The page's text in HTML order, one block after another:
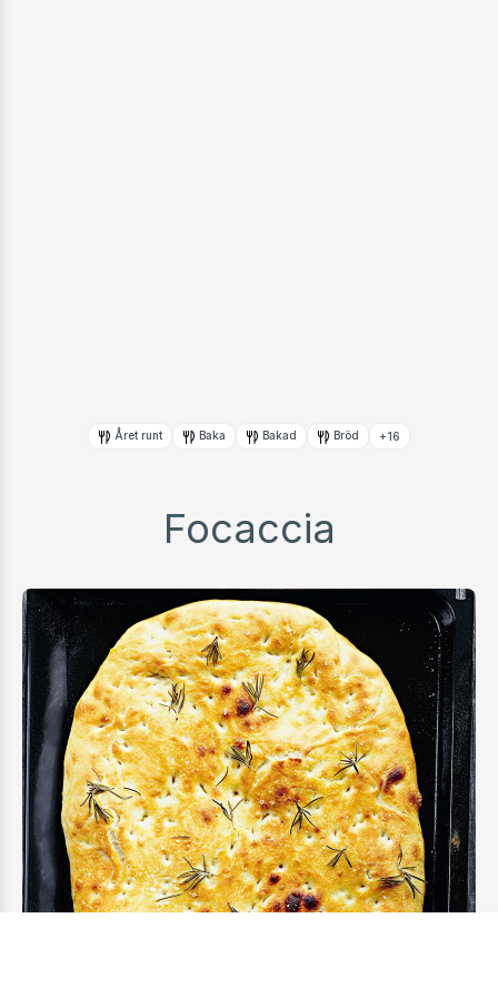
Året runt Baka Bakad Bröd +16
Focaccia